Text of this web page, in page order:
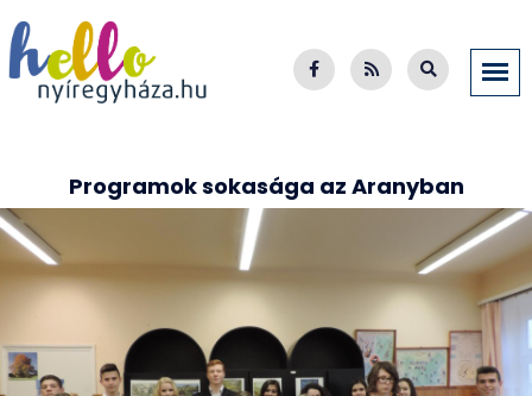
Programok sokasága az Aranyban